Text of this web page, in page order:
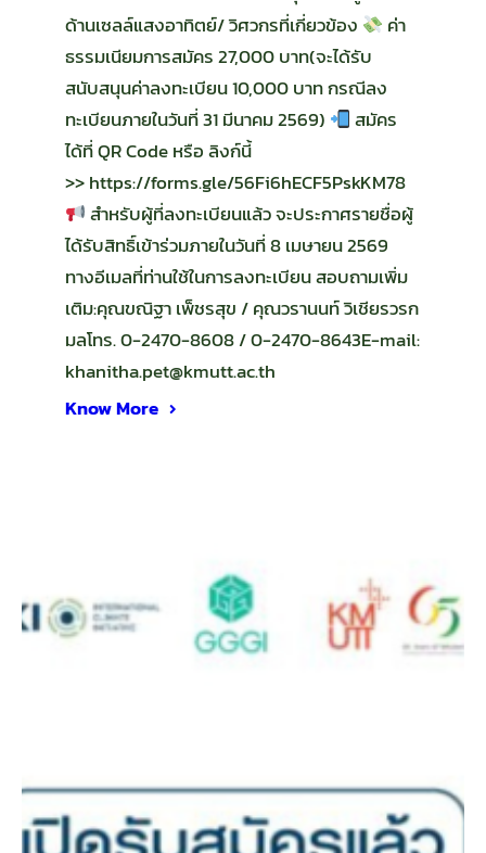
ด้านเซลล์แสงอาทิตย์/ วิศวกรที่เกี่ยวข้อง
ค่า
ธรรมเนียมการสมัคร 27,000 บาท(จะได้รับ
สนับสนุนค่าลงทะเบียน 10,000 บาท กรณีลง
ทะเบียนภายในวันที่ 31 มีนาคม 2569)
สมัคร
ได้ที่ QR Code หรือ ลิงก์นี้
>> https://forms.gle/56Fi6hECF5PskKM78
สำหรับผู้ที่ลงทะเบียนแล้ว จะประกาศรายชื่อผู้
ได้รับสิทธิ์เข้าร่วมภายในวันที่ 8 เมษายน 2569
ทางอีเมลที่ท่านใช้ในการลงทะเบียน สอบถามเพิ่ม
เติม:คุณขณิฐา เพ็ชรสุข / คุณวรานนท์ วิเชียรวรก
มลโทร. 0-2470-8608 / 0-2470-8643E-mail:
khanitha.pet@kmutt.ac.th
Know More